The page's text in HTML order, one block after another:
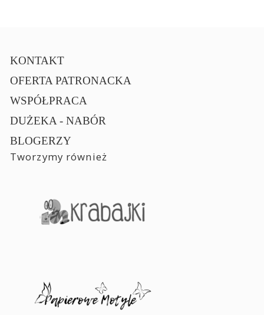
KONTAKT
OFERTA PATRONACKA
WSPÓŁPRACA
DUŻEKA - NABÓR
BLOGERZY
Tworzymy również